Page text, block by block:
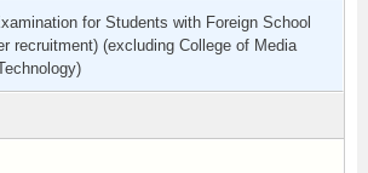
for Students with Foreign School
recruitment) (excluding College of Media